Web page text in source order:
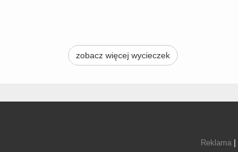
zobacz więcej wycieczek
Reklama